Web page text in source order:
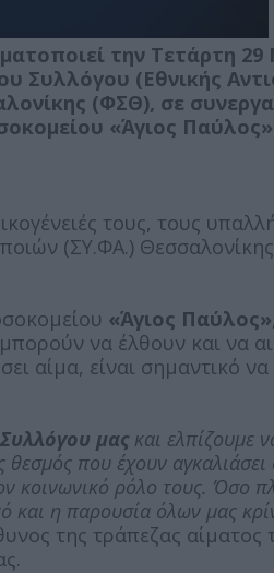
την Τετάρτη 29
Συλλόγου (Εθνικής
(ΦΣΘ), σε
«Άγιος
τους, τους
(ΣΥ.ΦΑ.)
«Άγιος Παύλος»
να έλθουν και να
αίμα, είναι σημαντικό να
μας και ελπίζουμε
που έχουν αγκαλιάσει
κοινωνικό ρόλο τους. Όσο
και η παρουσία όλων μας
της τράπεζας